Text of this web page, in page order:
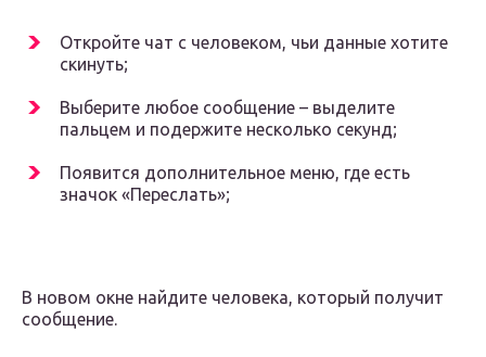
Откройте чат с человеком, чьи данные хотите
скинуть;
Выберите любое сообщение – выделите
пальцем и подержите несколько секунд;
Появится дополнительное меню, где есть
значок «Переслать»;
В новом окне найдите человека, который получит
сообщение.